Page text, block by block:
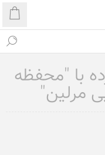
با "محفظه
مرلین"